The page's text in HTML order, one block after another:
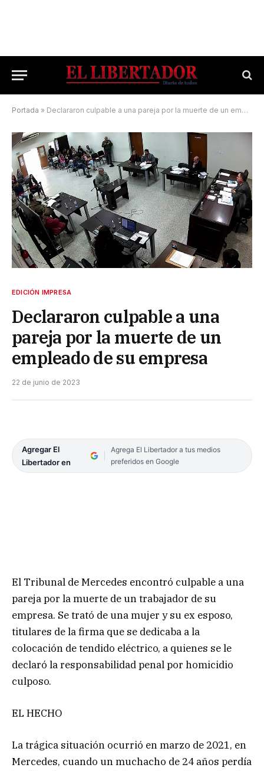
Portada » Declararon culpable a una pareja por la muerte de un empleado de su empresa
EDICIÓN IMPRESA
Declararon culpable a una
pareja por la muerte de un
empleado de su empresa
22 de junio de 2023
Agregar El
Libertador en
Agrega El Libertador a tus medios
preferidos en Google
El Tribunal de Mercedes encontró culpable a una
pareja por la muerte de un trabajador de su
empresa. Se trató de una mujer y su ex esposo,
titulares de la firma que se dedicaba a la
colocación de tendido eléctrico, a quienes se le
declaró la responsabilidad penal por homicidio
culposo.
EL HECHO
La trágica situación ocurrió en marzo de 2021, en
Mercedes, cuando un muchacho de 24 años perdía